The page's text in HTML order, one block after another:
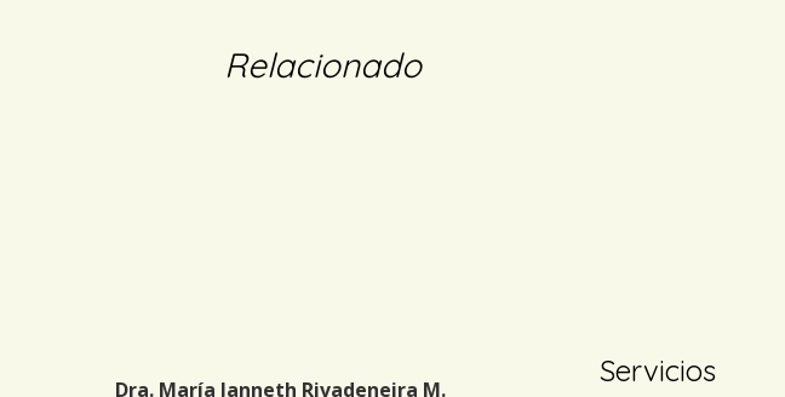
Relacionado
Dra. María Janneth Rivadeneira M.
Servicios